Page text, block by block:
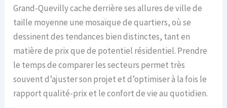
Grand-Quevilly cache derrière ses allures de ville de
taille moyenne une mosaïque de quartiers, où se
dessinent des tendances bien distinctes, tant en
matière de prix que de potentiel résidentiel. Prendre
le temps de comparer les secteurs permet très
souvent d’ajuster son projet et d’optimiser à la fois le
rapport qualité-prix et le confort de vie au quotidien.